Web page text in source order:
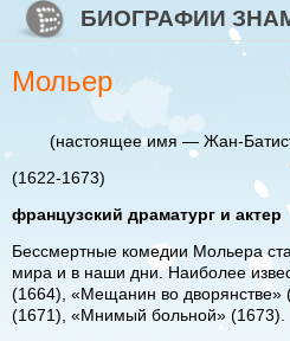
Перейти к основному содержанию
Skip to searchБИОГРАФИИ
Мольер
(настоящее имя — Жан-
(1622-1673)
французский драматург и актер
Бессмертные комедии Мольера
мира и в наши дни. Наиболее
(1664), «Мещанин во дворянстве»
(1671), «Мнимый больной» (1673).